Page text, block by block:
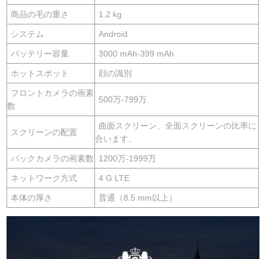
商品の毛の重さ 1.2 kg
システム Android
バッテリー容量 3000 mAh-399 mAh
ホットスポット 顔の識別
フロントカメラの画素
数
500万-799万
スクリーンの配置
曲面スクリーン、全面スクリーンの比率に
合います。
バックカメラの画素数 1200万-1999万
ネットワーク方式 4 G LTE
本体の厚さ 普通（8.5 mm以上）